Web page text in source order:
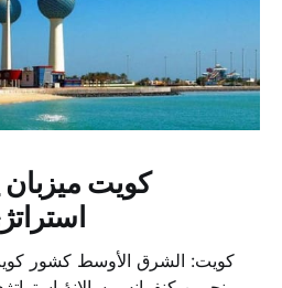
کویت
کویت: الشرق الأوسط کشور